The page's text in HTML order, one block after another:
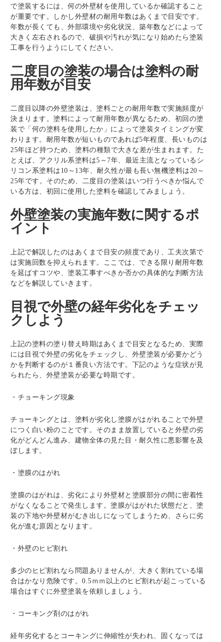
で塗装するには、何の外壁材を使用しているか確認すること
が重要です。しかし外壁材の耐用年数はあくまで目安です。
年数が長くても、外部環境や劣化状況、築年数などによって
大きく左右されるので、破損や汚れが気になり始めたら塗装
工事を行うようにしてください。
二度目の塗装の場合は塗料の耐
用年数が目安
二度目以降の外壁塗装は、塗料ごとの耐用年数で実施頻度が
決まります。塗料によって耐用年数が異なるため、初回の塗
装で「何の塗料を使用したか」によって塗装タイミングが変
わります。耐用年数が短いものであれば5年程度、長いものは
25年ほど持つため、塗料の種類で大きな差が生まれます。た
とえば、アクリル系塗料は5～7年、最近主流となっているシ
リコン系塗料は10～13年、耐久性が最も長い無機塗料は20～
25年です。そのため、二度目の塗装はいつ行うべきか悩んで
いる方は、初回に使用した塗料を確認してみましょう。
外壁塗装の実施年数に関するポ
イント
上記で解説したのはあくまで目安の頻度であり、工夫次第で
は実施回数を抑えられます。ここでは、できる限り耐用年数
を延ばすコツや、塗装工事すべきか否かの具体的な判断方法
などを解説していきます。
目視で外壁の経年劣化をチェッ
クしよう
上記の塗料の塗り替え時期はあくまで目安となるため、実際
には目視で外壁の劣化をチェックし、外壁塗装が必要かどう
かを判断するのが１番良い方法です。下記のような症状が見
られたら、外壁塗装が必要な時期です。
・チョーキング現象
チョーキングとは、塗料が劣化し塗膜がはがれることで外壁
につく白い粉のことです。そのまま放置していると外壁の劣
化がどんどん進み、建物全体の見た目・耐久性に悪影響を及
ぼします。
・塗膜のはがれ
塗膜のはがれは、劣化により外壁材と塗膜部分の間に密着性
がなくなることで発生します。塗膜がはがれた状態だと、塗
装の下地や外壁材がむき出しになってしまうため、さらに劣
化が進む原因となります。
・外壁のヒビ割れ
多少のヒビ割れなら問題ありませんが、大きく割れている場
合はかなり危険です。0.5ｍｍ以上のヒビ割れが起こっている
場合はすぐに外壁塗装を依頼しましょう。
・コーキング剤のはがれ
経年劣化するとコーキングに伸縮性が失われ、固くなっては